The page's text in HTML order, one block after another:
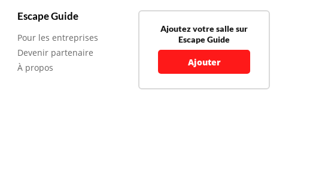
Escape Guide
Pour les entreprises
Devenir partenaire
À propos
Ajoutez votre salle sur
Escape Guide
Ajouter